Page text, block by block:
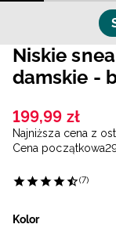
Niskie
damskie -
199,99 zł
Najniższa cena z
Cena początkowa
(7)
Kolor